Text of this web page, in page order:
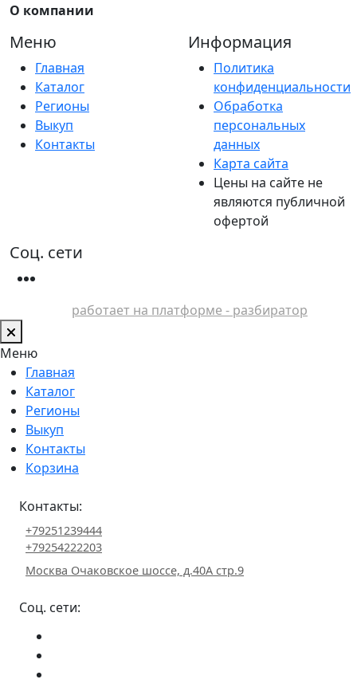
О компании
Меню
Главная
Каталог
Регионы
Выкуп
Контакты
Информация
Политика
конфиденциальности
Обработка
персональных
данных
Карта сайта
Цены на сайте не
являются публичной
офертой
Соц. сети
работает на платформе - разбиратор
Меню
Главная
Каталог
Регионы
Выкуп
Контакты
Корзина
Контакты:
+79251239444
+79254222203
Москва Очаковское шоссе, д.40А стр.9
Соц. сети: